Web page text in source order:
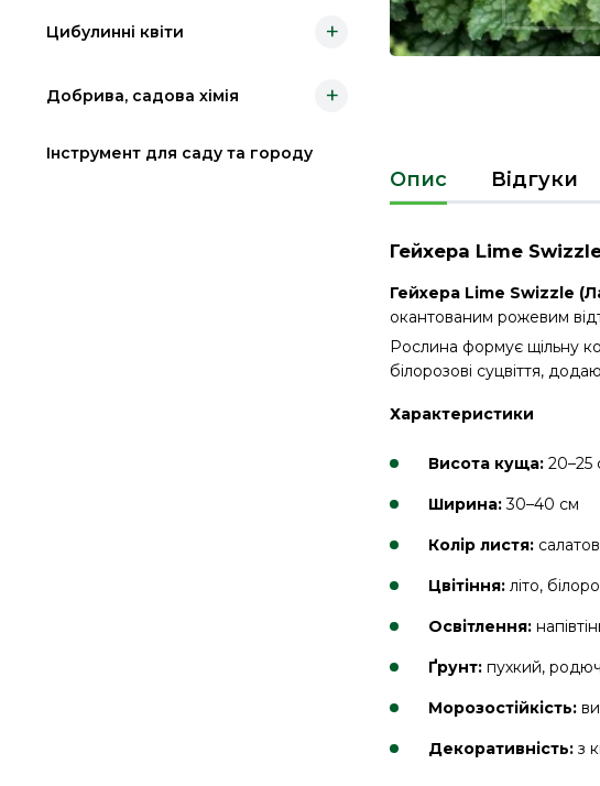
Цибулинні квіти +
Добрива, садова хімія +
Інструмент для саду та городу
Опис Відгуки
Гейхера Lime
Гейхера Lime Swizzle
окантованим рожевим
Рослина формує щільну
білорозові суцвіття,
Характеристики
Висота куща: 20–25
Ширина:30–40 см
Колір листя:
Цвітіння: літо,
Освітлення:
Ґрунт: пухкий,
Морозостійкість:
Декоративність: з